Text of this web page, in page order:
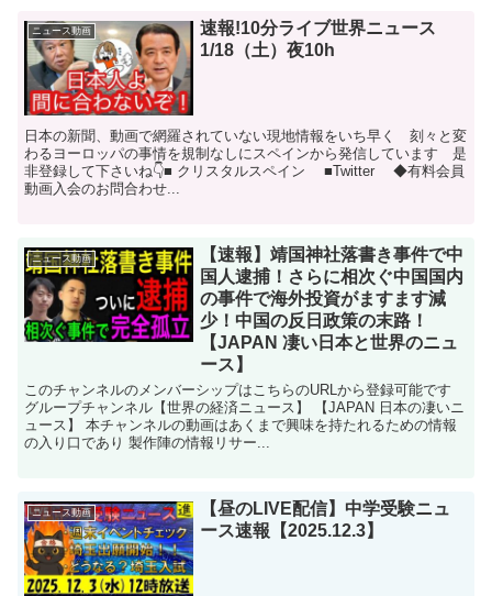
ニュース動画
速報!10分ライブ世界ニュース
1/18（土）夜10h
日本の新聞、動画で網羅されていない現地情報をいち早く 刻々と変
わるヨーロッパの事情を規制なしにスペインから発信しています 是
非登録して下さいね👇■ クリスタルスペイン ■Twitter ◆有料会員
動画入会のお問合わせ...
ニュース動画
【速報】靖国神社落書き事件で中
国人逮捕！さらに相次ぐ中国国内
の事件で海外投資がますます減
少！中国の反日政策の末路！
【JAPAN 凄い日本と世界のニュ
ース】
このチャンネルのメンバーシップはこちらのURLから登録可能です
グループチャンネル【世界の経済ニュース】 【JAPAN 日本の凄いニ
ュース】 本チャンネルの動画はあくまで興味を持たれるための情報
の入り口であり 製作陣の情報リサー...
ニュース動画
【昼のLIVE配信】中学受験ニュ
ース速報【2025.12.3】